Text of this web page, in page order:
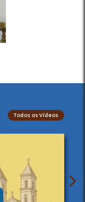
Todos os Vídeos